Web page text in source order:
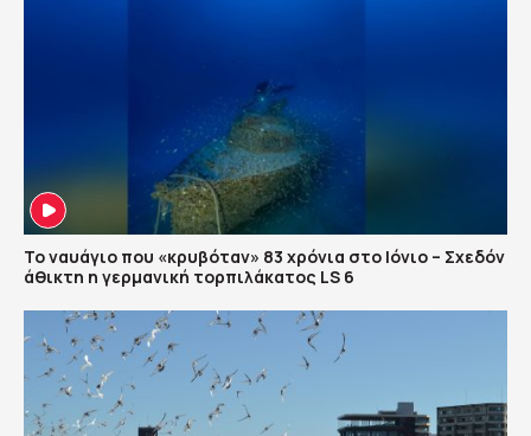
Το ναυάγιο που «κρυβόταν» 83 χρόνια στο Ιόνιο – Σχεδόν
άθικτη η γερμανική τορπιλάκατος LS 6